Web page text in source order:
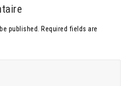
published. Required fields are